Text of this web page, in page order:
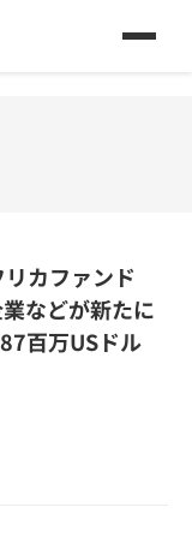
カファンド
などが新たに
百万USドル